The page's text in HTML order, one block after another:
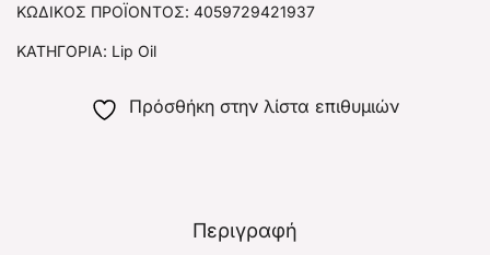
ΚΩΔΙΚΌΣ ΠΡΟΪΌΝΤΟΣ: 4059729421937
ΚΑΤΗΓΟΡΊΑ: Lip Oil
Πρόσθήκη στην λίστα επιθυμιών
Περιγραφή